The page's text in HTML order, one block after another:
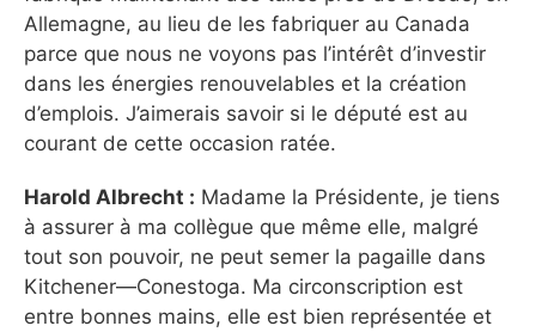
Allemagne, au lieu de les fabriquer au Canada
parce que nous ne voyons pas l’intérêt d’investir
dans les énergies renouvelables et la création
d’emplois. J’aimerais savoir si le député est au
courant de cette occasion ratée.
Harold Albrecht : Madame la Présidente, je tiens
à assurer à ma collègue que même elle, malgré
tout son pouvoir, ne peut semer la pagaille dans
Kitchener—Conestoga. Ma circonscription est
entre bonnes mains, elle est bien représentée et